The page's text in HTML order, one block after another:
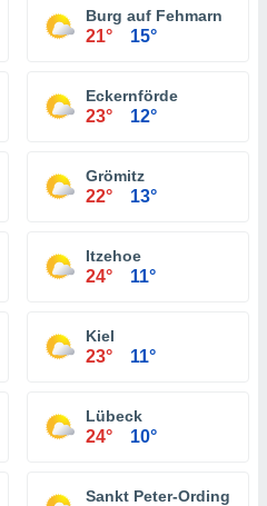
Burg auf Fehmarn
21° 15°
Eckernförde
23° 12°
Grömitz
22° 13°
Itzehoe
24° 11°
Kiel
23° 11°
Lübeck
24° 10°
Sankt Peter-Ording